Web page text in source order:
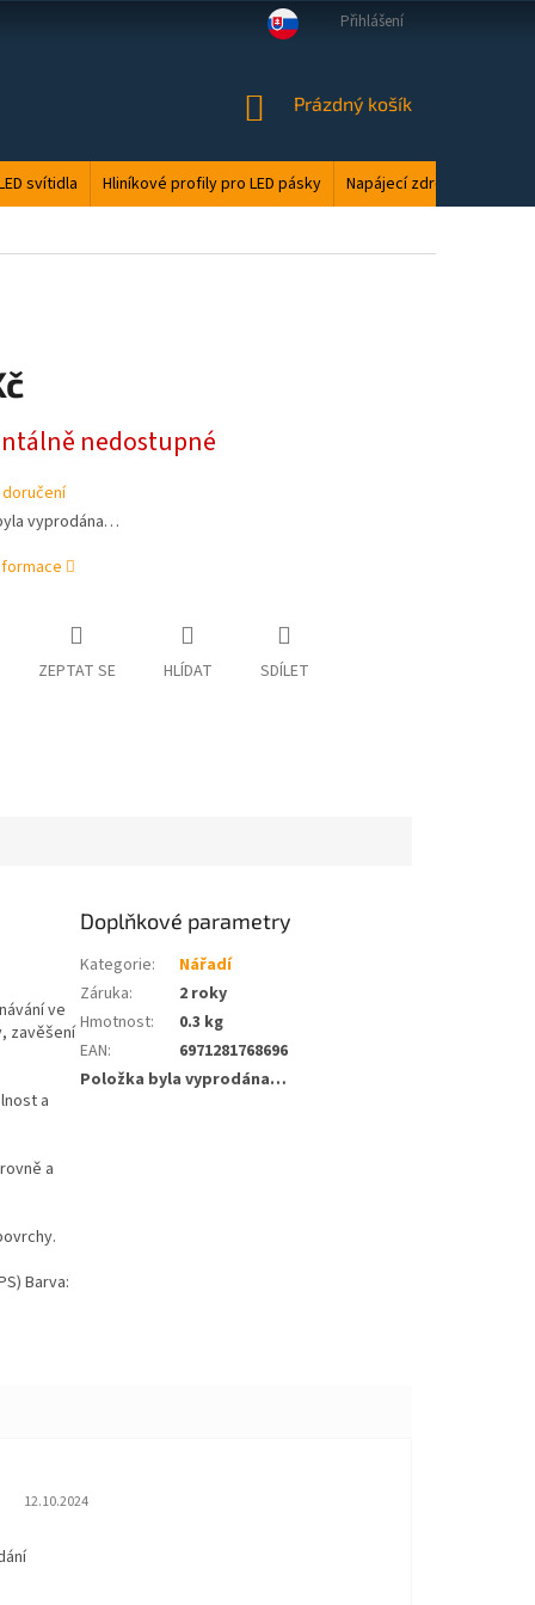
LED ODPAD PODMÍNKY OCHRANY
Přihlášení
NÁKUPNÍ
Prázdný košík
svítidla Hliníkové profily pro LED pásky Napájecí zdroje
nedostupné
vyprodána…
ZEPTAT SE HLÍDAT SDÍLET
ve
zavěšení
a
a
Barva:
Doplňkové parametry
Kategorie:
Nářadí
Záruka:
2 roky
Hmotnost:
0.3 kg
EAN:
6971281768696
Položka byla vyprodána…
Hodnocení obchodu je 5 z 5 hvězdiček.
12.10.2024